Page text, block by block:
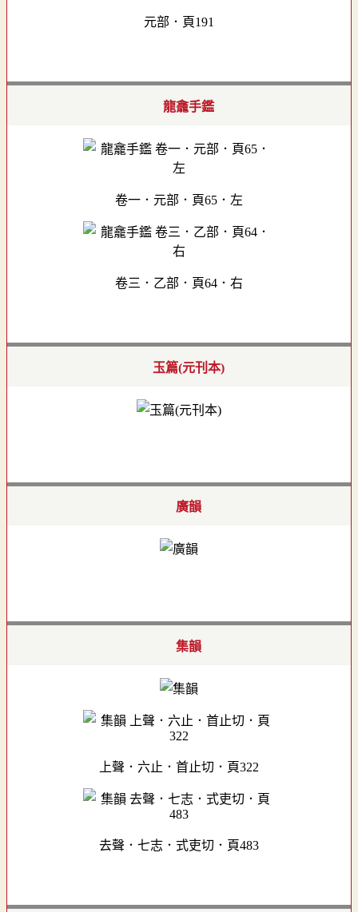
元部．頁191
龍龕手鑑
卷一．元部．頁65．左
卷三．乙部．頁64．右
玉篇(元刊本)
廣韻
集韻
上聲．六止．首止切．頁322
去聲．七志．式吏切．頁483